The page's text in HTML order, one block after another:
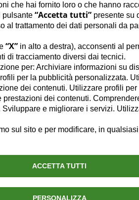
presso l'Università del
università.Mi piace scrivere
sono Connessioni
Borrell:
che hai fornito loro o che hanno
pulsante “Accetta tutti” presente su
al trattamento dei dati personali da
“X” in alto a destra), acconsenti al
di tracciamento diversi dai tecnici.
per: Archiviare informazioni su
per la pubblicità personalizzata.
dei contenuti. Utilizzare profili
dei contenuti.
e migliorare i servizi.
sul sito e per modificare, in
ACCETTA TUTTI
PERSONALIZZA